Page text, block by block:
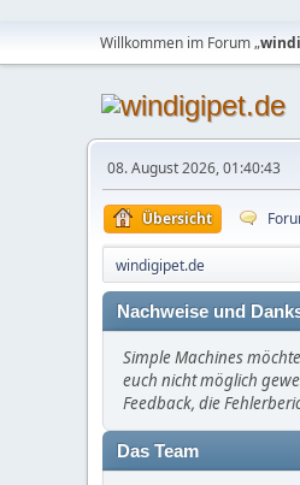
Willkommen im Forum „
08. August 2026, 01:40:43
Übersicht
windigipet.de
Nachweise und
Simple Machines
euch nicht möglich
Feedback, die
Das Team